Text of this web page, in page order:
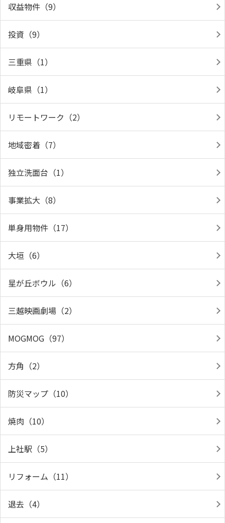
収益物件（9）
投資（9）
三重県（1）
岐阜県（1）
リモートワーク（2）
地域密着（7）
独立洗面台（1）
事業拡大（8）
単身用物件（17）
大垣（6）
星が丘ボウル（6）
三越映画劇場（2）
MOGMOG（97）
方角（2）
防災マップ（10）
焼肉（10）
上社駅（5）
リフォーム（11）
退去（4）